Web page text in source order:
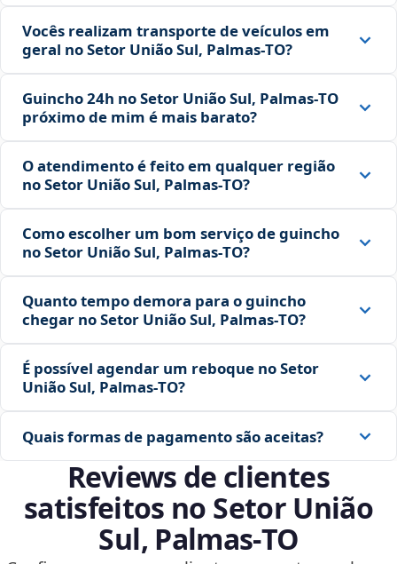
Vocês realizam transporte de veículos em
geral no Setor União Sul, Palmas‑TO?
Guincho 24h no Setor União Sul, Palmas‑TO
próximo de mim é mais barato?
O atendimento é feito em qualquer região
no Setor União Sul, Palmas‑TO?
Como escolher um bom serviço de guincho
no Setor União Sul, Palmas‑TO?
Quanto tempo demora para o guincho
chegar no Setor União Sul, Palmas‑TO?
É possível agendar um reboque no Setor
União Sul, Palmas‑TO?
Quais formas de pagamento são aceitas?
Reviews de clientes
satisfeitos no Setor União
Sul, Palmas‑TO